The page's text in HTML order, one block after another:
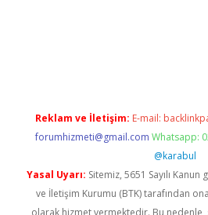
Reklam ve İletişim: E-mail:
forumhizmeti@gmail.com Whatsapp:
@karabul
Yasal Uyarı: Sitemiz, 5651 Sayılı
ve İletişim Kurumu (BTK) tarafından
olarak hizmet vermektedir. Bu